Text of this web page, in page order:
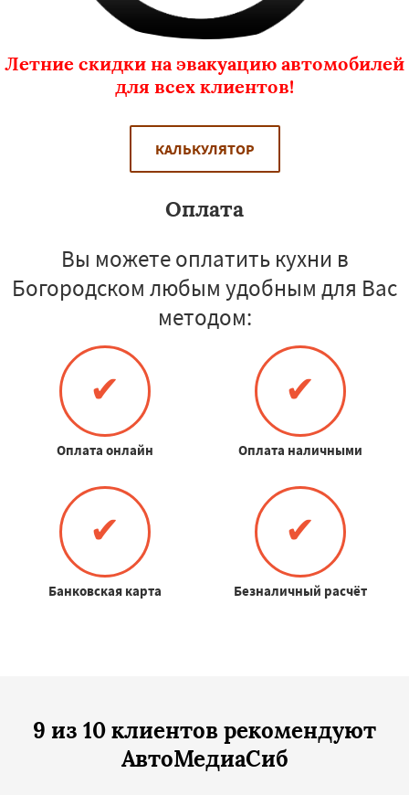
Летние скидки на эвакуацию автомобилей
для всех клиентов!
КАЛЬКУЛЯТОР
Оплата
Вы можете оплатить кухни в
Богородском любым удобным для Вас
методом:
✔
Оплата онлайн
✔
Оплата наличными
✔
Банковская карта
✔
Безналичный расчёт
9 из 10 клиентов рекомендуют
АвтоМедиаСиб